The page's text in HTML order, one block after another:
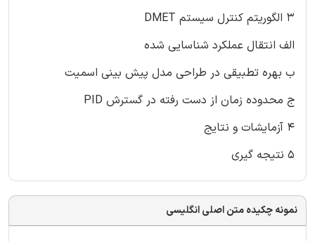
۳ الگوریتم کنترل سیستم DMET
الف انتقال عملکرد شناسایی شده
ب بهره تطبیقی در طراحی مدل پیش بینی اسمیت
ج محدوده زمان از دست رفته در گسترش PID
۴ آزمایشات و نتایج
۵ نتیجه گیری
نمونه چکیده متن اصلی انگلیسی